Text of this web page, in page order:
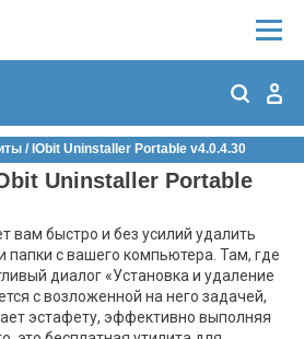
/ IObit Uninstaller Portable v4.0.4.30
Uninstaller Portable
вам быстро и без усилий удалить
с вашего компьютера. Там, где
диалог «Установка и удаление
с возложенной на него задачей,
эстафету, эффективно выполняя